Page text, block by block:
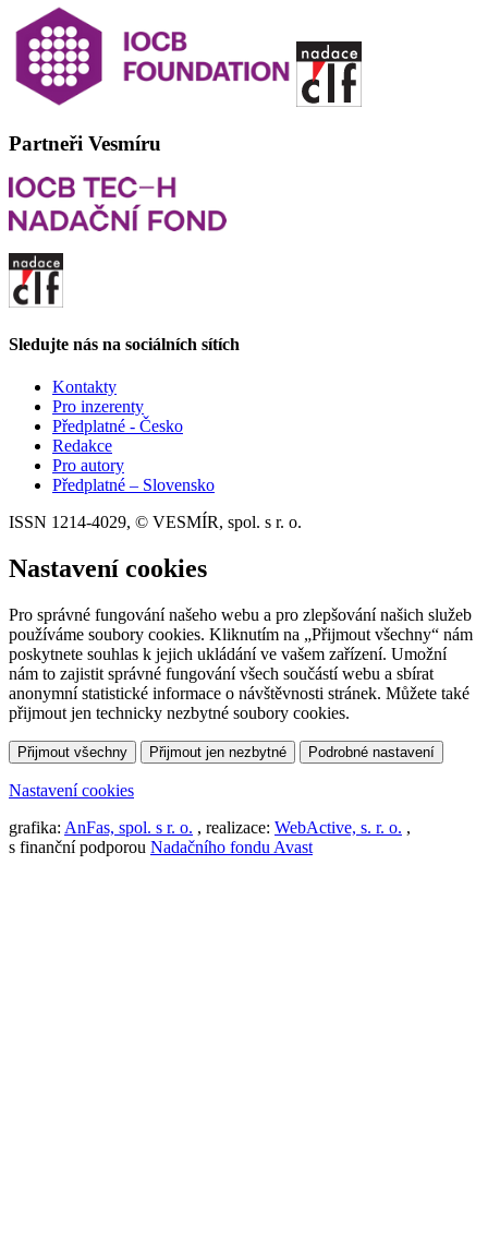
Partneři Vesmíru
Sledujte nás na sociálních sítích
Kontakty
Pro inzerenty
Předplatné - Česko
Redakce
Pro autory
Předplatné – Slovensko
ISSN 1214-4029, © VESMÍR, spol. s r. o.
Nastavení cookies
Pro správné fungování našeho webu a pro zlepšování našich služeb
používáme soubory cookies. Kliknutím na „Přijmout všechny“ nám
poskytnete souhlas k jejich ukládání ve vašem zařízení. Umožní
nám to zajistit správné fungování všech součástí webu a sbírat
anonymní statistické informace o návštěvnosti stránek. Můžete také
přijmout jen technicky nezbytné soubory cookies.
Přijmout všechny Přijmout jen nezbytné Podrobné nastavení
Nastavení cookies
grafika: AnFas, spol. s r. o. , realizace: WebActive, s. r. o. ,
s finanční podporou Nadačního fondu Avast